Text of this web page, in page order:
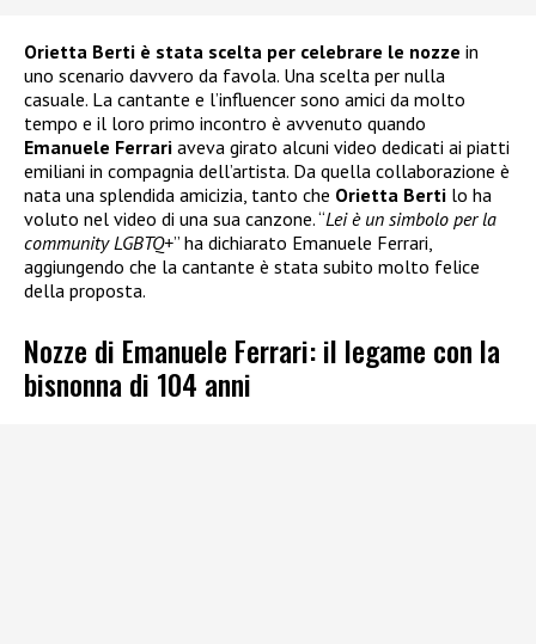
Orietta Berti è stata scelta per celebrare le nozze in
uno scenario davvero da favola. Una scelta per nulla
casuale. La cantante e l’influencer sono amici da molto
tempo e il loro primo incontro è avvenuto quando
Emanuele Ferrari aveva girato alcuni video dedicati ai piatti
emiliani in compagnia dell’artista. Da quella collaborazione è
nata una splendida amicizia, tanto che Orietta Berti lo ha
voluto nel video di una sua canzone. “Lei è un simbolo per la
community LGBTQ+” ha dichiarato Emanuele Ferrari,
aggiungendo che la cantante è stata subito molto felice
della proposta.
Nozze di Emanuele Ferrari: il legame con la
bisnonna di 104 anni